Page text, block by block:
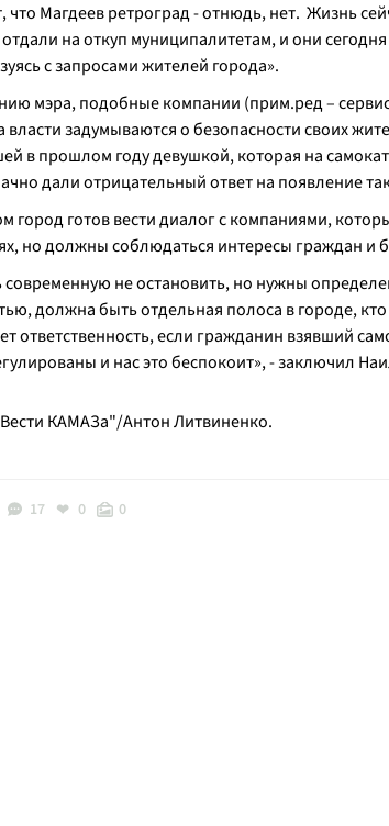
что Магдеев ретроград - отнюдь, нет. Жизнь
отдали на откуп муниципалитетам, и они
с запросами жителей города».
мэра, подобные компании (прим.ред –
власти задумываются о безопасности своих
в прошлом году девушкой, которая на
дали отрицательный ответ на появление
город готов вести диалог с компаниями,
но должны соблюдаться интересы граждан и
не остановить, но нужны
должна быть отдельная полоса в городе,
ответственность, если гражданин взявший
и нас это беспокоит», - заключил
КАМАЗа"/Антон Литвиненко.
17 0 0